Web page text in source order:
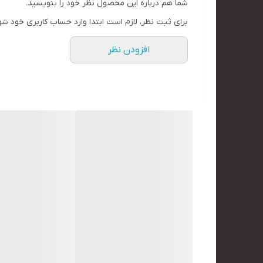
شما هم درباره این محصول نظر خود را بنویسید.
برای ثبت نظر، لازم است ابتدا وارد حساب کاربری خود
افزودن نظر